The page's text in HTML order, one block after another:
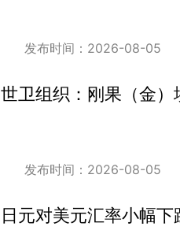
发布时间：2026-08-05
世卫组织：刚果（金
发布时间：2026-08-05
日元对美元汇率小幅下